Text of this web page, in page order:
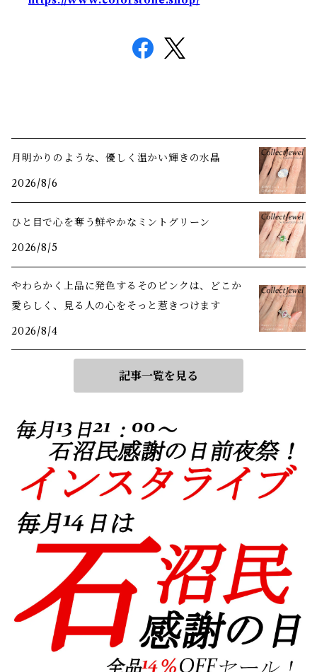
月明かりのような、優しく温かい輝きの水晶
2026/8/6
ひと目で心を奪う鮮やかなミントグリーン
2026/8/5
やわらかく上品に発色するそのピンクは、どこか
愛らしく、見る人の心をそっと惹きつけます
2026/8/4
記事一覧を見る